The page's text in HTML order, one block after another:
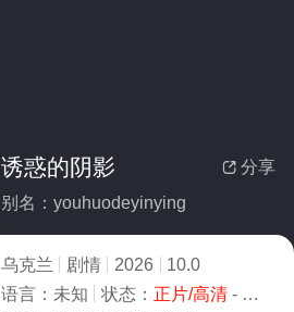
 分享
诱惑的阴影
别名：youhuodeyinying
乌克兰 剧情 2026
10.0
语言： 未知 状态： 正片/高清- 免费在线观看